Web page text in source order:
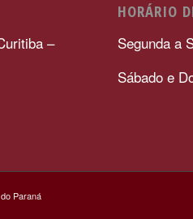
–
HORÁRIO
Segunda a
Sábado e
Paraná